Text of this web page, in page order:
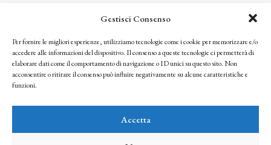
Gestisci Consenso
Per fornire le migliori esperienze, utilizziamo tecnologie come i cookie per memorizzare e/o
accedere alle informazioni del dispositivo. Il consenso a queste tecnologie ci permetterà di
elaborare dati come il comportamento di navigazione o ID unici su questo sito. Non
acconsentire o ritirare il consenso può influire negativamente su alcune caratteristiche e
funzioni.
Accetta
ISCRIVITI
Facendo clic per iscriverti, riconosci che le tue informazioni saranno trattate
seguendo la nostra Privacy Policy
© 2025 Istituto Matteucci. All right reserved
l’autorizzazione scritta dei proprietari dei diritti e dell’Istituto Matteucci